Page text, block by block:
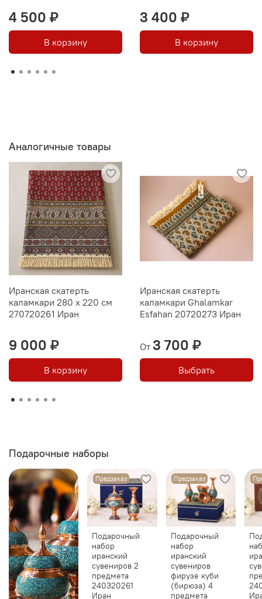
4 500 ₽
В корзину
3 400 ₽
В корзину
Аналогичные товары
Иранская скатерть
каламкари 280 х 220 см
270720261 Иран
9 000 ₽
В корзину
Иранская скатерть
каламкари Ghalamkar
Esfahan 20720273 Иран
От 3 700 ₽
Выбрать
Подарочные наборы
Предзаказ
Подарочный
набор
иранский
сувениров 2
предмета
240320261
Иран
Предзаказ
Подарочный
набор
иранский
сувениров
фирузе куби
(бирюза) 4
предмета